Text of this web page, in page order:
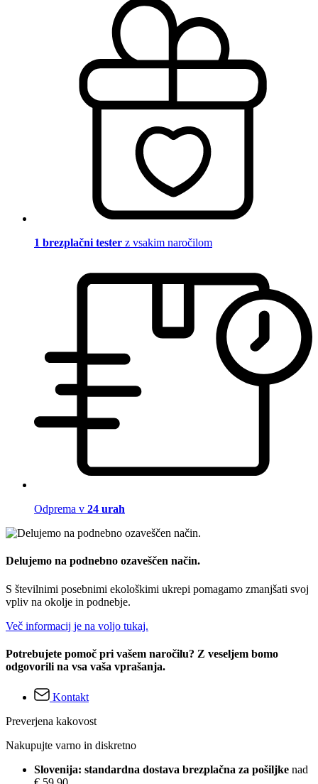
1 brezplačni tester z vsakim naročilom
Odprema v 24 urah
Delujemo na podnebno ozaveščen način.
S številnimi posebnimi ekološkimi ukrepi pomagamo zmanjšati svoj
vpliv na okolje in podnebje.
Več informacij je na voljo tukaj.
Potrebujete pomoč pri vašem naročilu? Z veseljem bomo
odgovorili na vsa vaša vprašanja.
Kontakt
Preverjena kakovost
Nakupujte varno in diskretno
Slovenija: standardna dostava brezplačna za pošiljke nad